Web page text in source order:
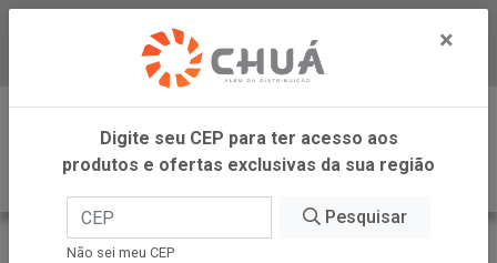
Baixe já nosso APP
0
INÍCIO
DANILLA FOODS
×
Digite seu CEP para ter acesso aos
produtos e ofertas exclusivas da sua região
Pesquisar
Não sei meu CEP